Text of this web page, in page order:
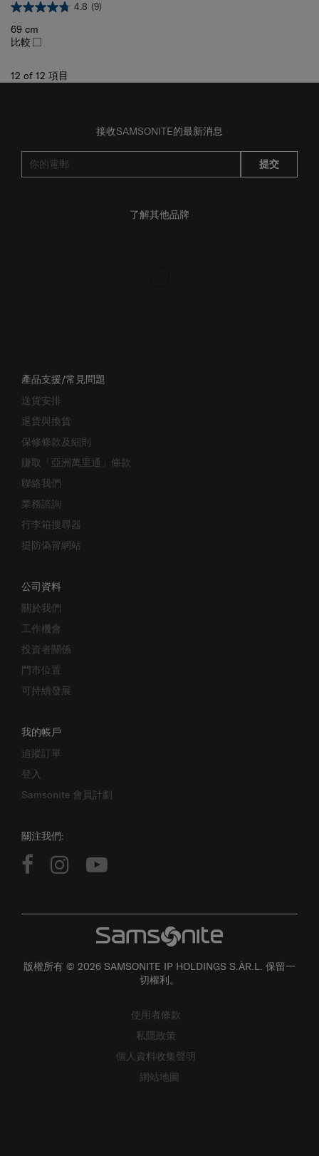
69 cm
比較
提交
送貨安排
退貨與換貨
保修條款及細則
賺取「亞洲萬里通」條款
聯絡我們
業務諮詢
行李箱搜尋器
提防偽冒網站
關於我們
工作機會
投資者關係
門市位置
可持續發展
追蹤訂單
登入
Samsonite 會員計劃
切權利。
私隱政策
個人資料收集聲明
網站地圖